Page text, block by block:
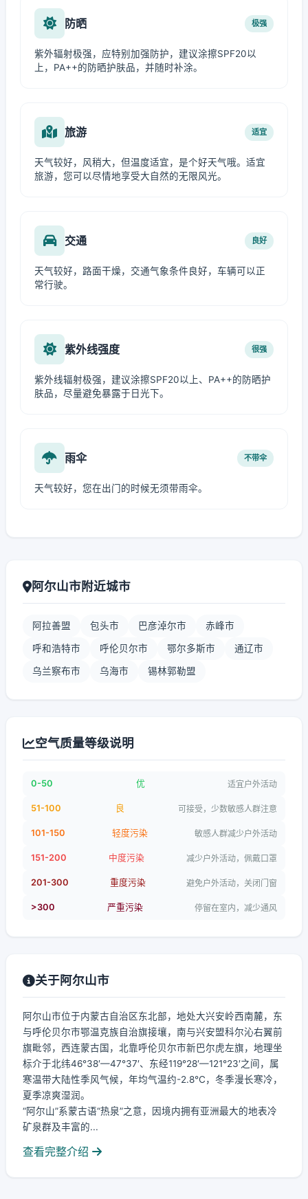
防晒 极强
紫外辐射极强，应特别加强防护，建议涂擦SPF20以
上，PA++的防晒护肤品，并随时补涂。
旅游 适宜
天气较好，风稍大，但温度适宜，是个好天气哦。适宜
旅游，您可以尽情地享受大自然的无限风光。
交通 良好
天气较好，路面干燥，交通气象条件良好，车辆可以正
常行驶。
紫外线强度 很强
紫外线辐射极强，建议涂擦SPF20以上、PA++的防晒护
肤品，尽量避免暴露于日光下。
雨伞 不带伞
天气较好，您在出门的时候无须带雨伞。
阿尔山市附近城市
阿拉善盟 包头市 巴彦淖尔市 赤峰市
呼和浩特市 呼伦贝尔市 鄂尔多斯市 通辽市
乌兰察布市 乌海市 锡林郭勒盟
空气质量等级说明
0-50 优 适宜户外活动
51-100 良 可接受，少数敏感人群注意
101-150 轻度污染 敏感人群减少户外活动
151-200 中度污染 减少户外活动，佩戴口罩
201-300 重度污染 避免户外活动，关闭门窗
>300 严重污染 停留在室内，减少通风
关于阿尔山市
阿尔山市位于内蒙古自治区东北部，地处大兴安岭西南麓，东
与呼伦贝尔市鄂温克族自治旗接壤，南与兴安盟科尔沁右翼前
旗毗邻，西连蒙古国，北靠呼伦贝尔市新巴尔虎左旗，地理坐
标介于北纬46°38′—47°37′、东经119°28′—121°23′之间，属
寒温带大陆性季风气候，年均气温约-2.8℃，冬季漫长寒冷，
夏季凉爽湿润。
“阿尔山”系蒙古语“热泉”之意，因境内拥有亚洲最大的地表冷
矿泉群及丰富的...
查看完整介绍